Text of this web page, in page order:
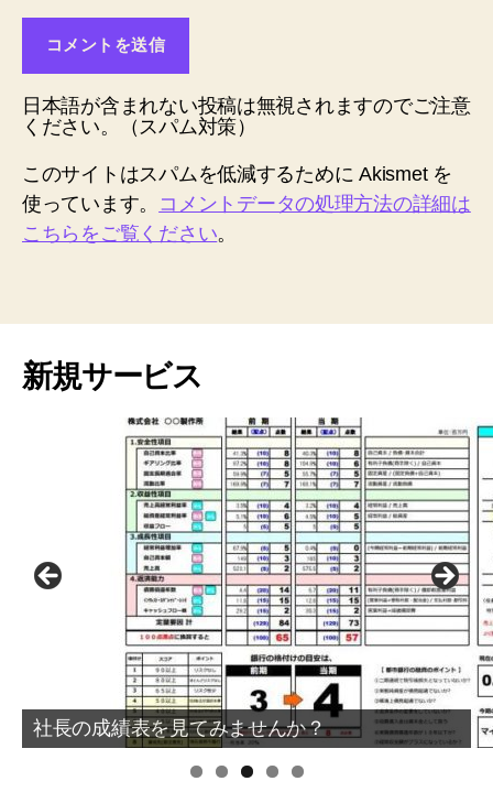
日本語が含まれない投稿は無視されますのでご注意
ください。（スパム対策）
このサイトはスパムを低減するために Akismet を
使っています。 コメントデータの処理方法の詳細は
こちらをご覧ください。
新規サービス
社長の成績表を見てみませんか？